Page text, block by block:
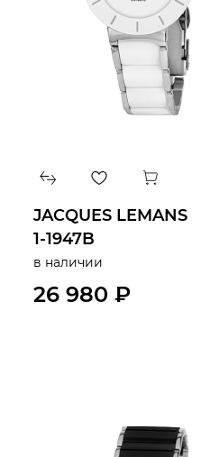
JACQUES LEMANS
1-1947B
в наличии
26 980 ₽